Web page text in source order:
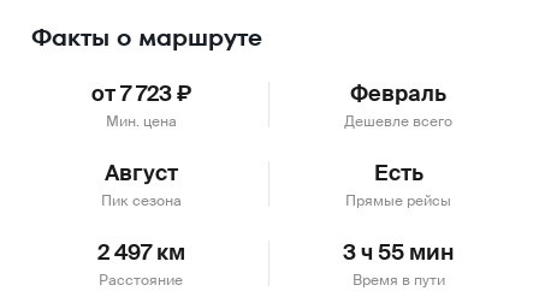
Факты о маршруте
от 7 723 ₽
Мин. цена
Февраль
Дешевле всего
Август
Пик сезона
Есть
Прямые рейсы
2 497 км
Расстояние
3 ч 55 мин
Время в пути